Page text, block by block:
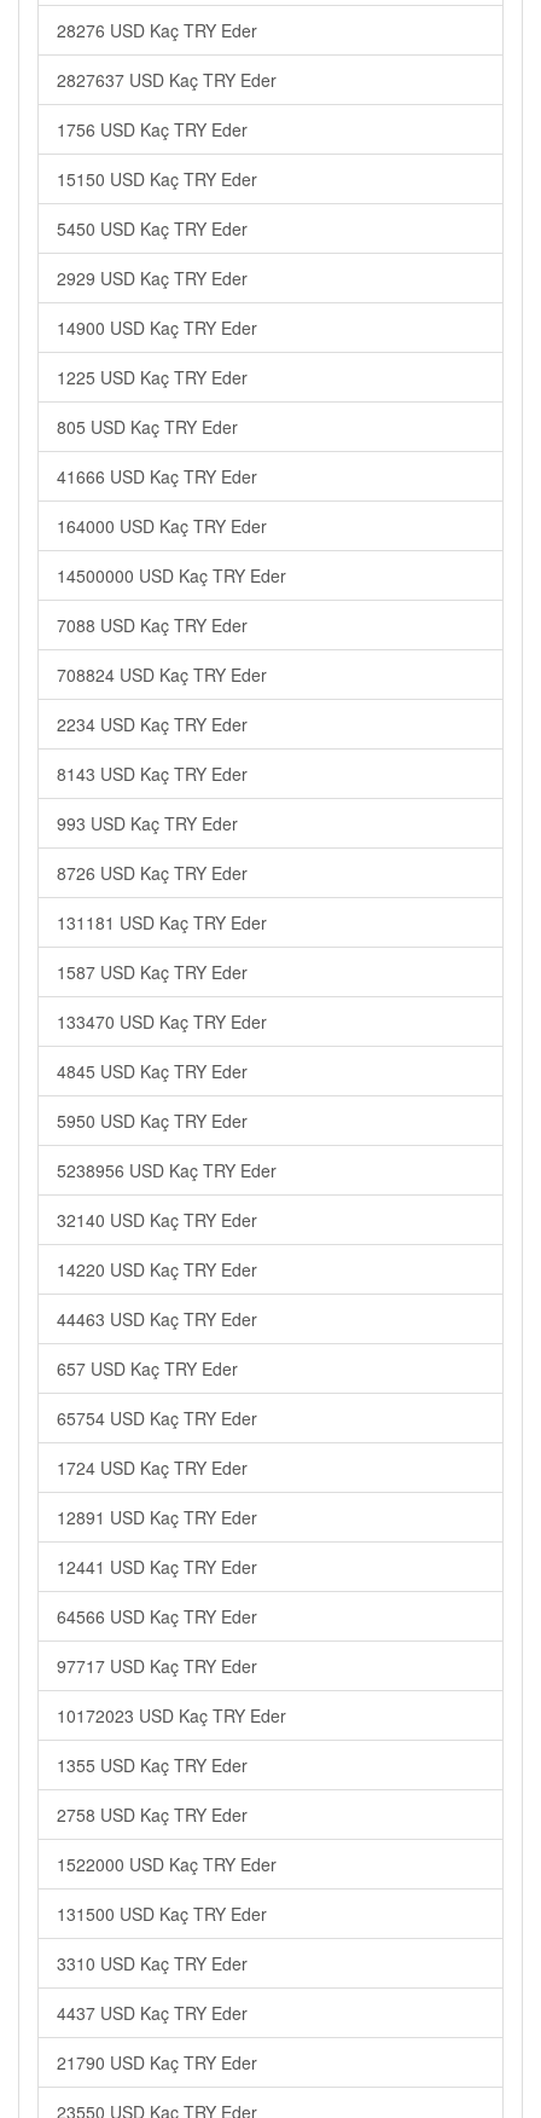
28276 USD Kaç TRY Eder
2827637 USD Kaç TRY Eder
1756 USD Kaç TRY Eder
15150 USD Kaç TRY Eder
5450 USD Kaç TRY Eder
2929 USD Kaç TRY Eder
14900 USD Kaç TRY Eder
1225 USD Kaç TRY Eder
805 USD Kaç TRY Eder
41666 USD Kaç TRY Eder
164000 USD Kaç TRY Eder
14500000 USD Kaç TRY Eder
7088 USD Kaç TRY Eder
708824 USD Kaç TRY Eder
2234 USD Kaç TRY Eder
8143 USD Kaç TRY Eder
993 USD Kaç TRY Eder
8726 USD Kaç TRY Eder
131181 USD Kaç TRY Eder
1587 USD Kaç TRY Eder
133470 USD Kaç TRY Eder
4845 USD Kaç TRY Eder
5950 USD Kaç TRY Eder
5238956 USD Kaç TRY Eder
32140 USD Kaç TRY Eder
14220 USD Kaç TRY Eder
44463 USD Kaç TRY Eder
657 USD Kaç TRY Eder
65754 USD Kaç TRY Eder
1724 USD Kaç TRY Eder
12891 USD Kaç TRY Eder
12441 USD Kaç TRY Eder
64566 USD Kaç TRY Eder
97717 USD Kaç TRY Eder
10172023 USD Kaç TRY Eder
1355 USD Kaç TRY Eder
2758 USD Kaç TRY Eder
1522000 USD Kaç TRY Eder
131500 USD Kaç TRY Eder
3310 USD Kaç TRY Eder
4437 USD Kaç TRY Eder
21790 USD Kaç TRY Eder
23550 USD Kaç TRY Eder